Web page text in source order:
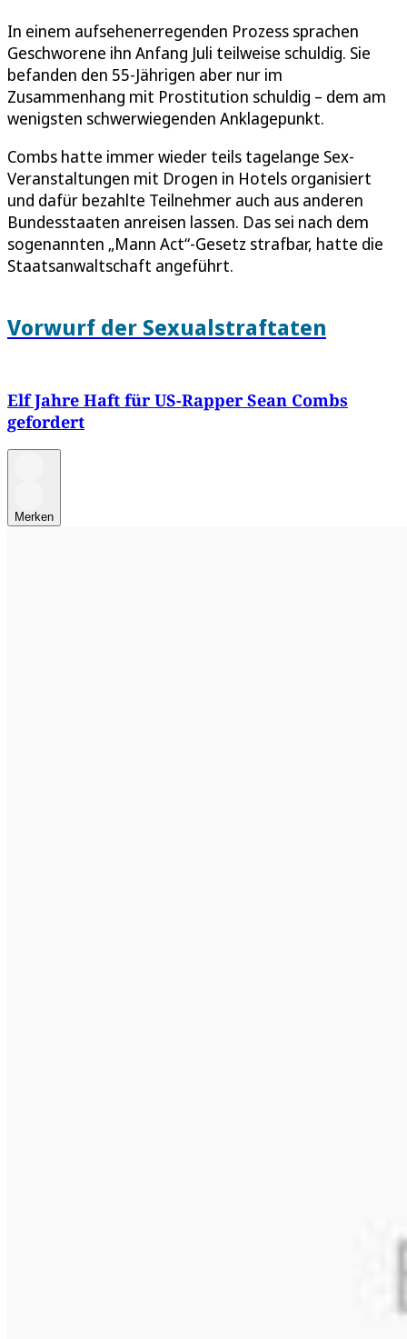
In einem aufsehenerregenden Prozess sprachen
Geschworene ihn Anfang Juli teilweise schuldig. Sie
befanden den 55-Jährigen aber nur im
Zusammenhang mit Prostitution schuldig – dem am
wenigsten schwerwiegenden Anklagepunkt.
Combs hatte immer wieder teils tagelange Sex-
Veranstaltungen mit Drogen in Hotels organisiert
und dafür bezahlte Teilnehmer auch aus anderen
Bundesstaaten anreisen lassen. Das sei nach dem
sogenannten „Mann Act“-Gesetz strafbar, hatte die
Staatsanwaltschaft angeführt.
Vorwurf der Sexualstraftaten
Elf Jahre Haft für US-Rapper Sean Combs
gefordert
Merken